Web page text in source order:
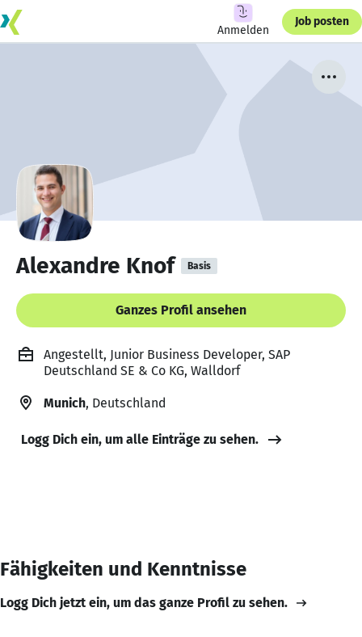
Anmelden
Job posten
Alexandre Knof Basis
Ganzes Profil ansehen
Angestellt, Junior Business Developer, SAP
Deutschland SE & Co KG, Walldorf
Munich, Deutschland
Logg Dich ein, um alle Einträge zu sehen.
Fähigkeiten und Kenntnisse
Logg Dich jetzt ein, um das ganze Profil zu sehen.